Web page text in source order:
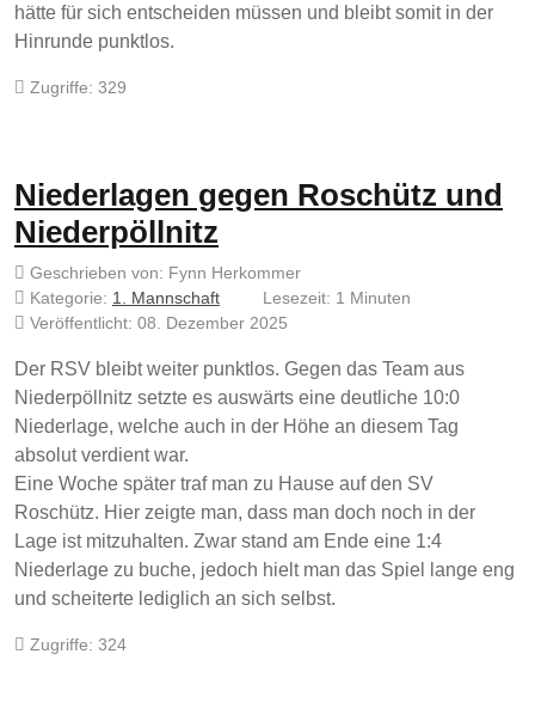
hätte für sich entscheiden müssen und bleibt somit in der
Hinrunde punktlos.
Zugriffe: 329
Niederlagen gegen Roschütz und
Niederpöllnitz
Geschrieben von: Fynn Herkommer
Kategorie: 1. Mannschaft
Lesezeit: 1 Minuten
Veröffentlicht: 08. Dezember 2025
Der RSV bleibt weiter punktlos. Gegen das Team aus
Niederpöllnitz setzte es auswärts eine deutliche 10:0
Niederlage, welche auch in der Höhe an diesem Tag
absolut verdient war.
Eine Woche später traf man zu Hause auf den SV
Roschütz. Hier zeigte man, dass man doch noch in der
Lage ist mitzuhalten. Zwar stand am Ende eine 1:4
Niederlage zu buche, jedoch hielt man das Spiel lange eng
und scheiterte lediglich an sich selbst.
Zugriffe: 324